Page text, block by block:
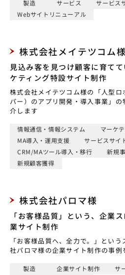
製造 サービス
サービス
Webサイトリニューアル
株式会社メイテツコム様
見込み客を見つけ顧客に育て
ケティング特設サイト制作
株式会社メイテツコム様の「人型
パー）のアプリ開発・導入事業」
介します
情報通信・情報システム
マーケ
MA導入・運用支援
サービスサイ
CRM/MAツール導入・移行
新規
新規顧客獲得
株式会社パロマ様
「お客様品質」という、企業
業サイト制作
「お客様品質へ、全力で。」とい
社パロマ様の企業サイト制作の事例
製造 企業サイト制作
サ